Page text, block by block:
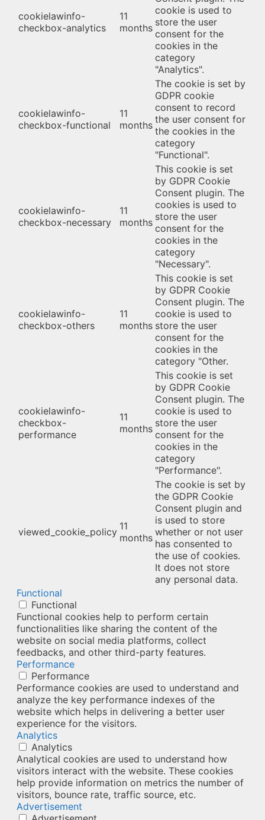
cookielawinfo-
checkbox-analytics
11
months
cookie is used to
store the user
consent for the
cookies in the
category
"Analytics".
cookielawinfo-
checkbox-functional
11
months
The cookie is set by
GDPR cookie
consent to record
the user consent for
the cookies in the
category
"Functional".
cookielawinfo-
checkbox-necessary
11
months
This cookie is set
by GDPR Cookie
Consent plugin. The
cookies is used to
store the user
consent for the
cookies in the
category
"Necessary".
cookielawinfo-
checkbox-others
11
months
This cookie is set
by GDPR Cookie
Consent plugin. The
cookie is used to
store the user
consent for the
cookies in the
category "Other.
cookielawinfo-
checkbox-
performance
11
months
This cookie is set
by GDPR Cookie
Consent plugin. The
cookie is used to
store the user
consent for the
cookies in the
category
"Performance".
viewed_cookie_policy 11
months
The cookie is set by
the GDPR Cookie
Consent plugin and
is used to store
whether or not user
has consented to
the use of cookies.
It does not store
any personal data.
Functional
Functional
Functional cookies help to perform certain
functionalities like sharing the content of the
website on social media platforms, collect
feedbacks, and other third-party features.
Performance
Performance
Performance cookies are used to understand and
analyze the key performance indexes of the
website which helps in delivering a better user
experience for the visitors.
Analytics
Analytics
Analytical cookies are used to understand how
visitors interact with the website. These cookies
help provide information on metrics the number of
visitors, bounce rate, traffic source, etc.
Advertisement